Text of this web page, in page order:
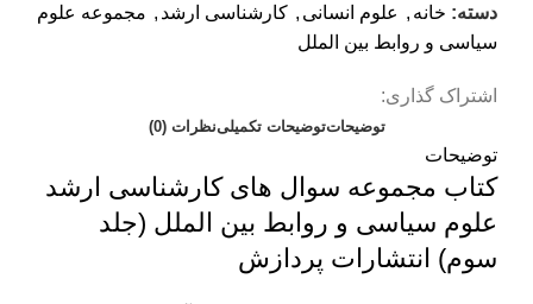
دسته: خانه , علوم انسانی , کارشناسی ارشد , مجموعه علوم
سیاسی و روابط بین الملل
اشتراک گذاری:
توضیحاتتوضیحات تکمیلینظرات (0)
توضیحات
کتاب مجموعه سوال های کارشناسی ارشد
علوم سیاسی و روابط بین الملل (جلد
سوم) انتشارات پردازش